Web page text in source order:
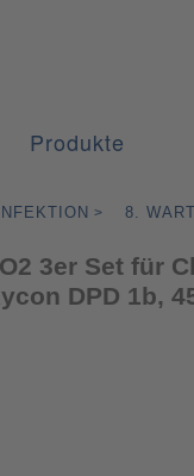
Produkte
> 8.
3er Set für
DPD 1b,